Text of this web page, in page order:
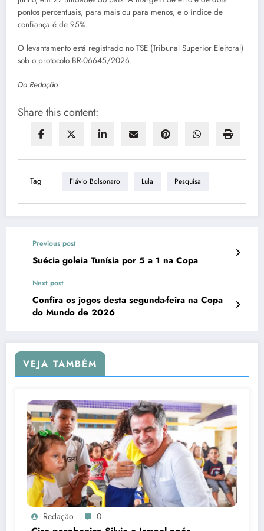
pontos percentuais, para mais ou para menos, e o índice de
confiança é de 95%.
O levantamento está registrado no TSE (Tribunal Superior Eleitoral)
sob o protocolo BR-06645/2026.
Da Redação
Share this content:
Tag Flávio Bolsonaro Lula Pesquisa
Previous post
Suécia goleia Tunísia por 5 a 1 na Copa
Next post
Confira os jogos desta segunda-feira na Copa
do Mundo de 2026
VEJA TAMBÉM
Redação 0